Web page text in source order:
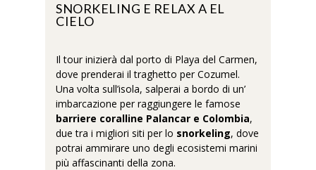
SNORKELING E RELAX A EL
CIELO
Il tour inizierà dal porto di Playa del Carmen,
dove prenderai il traghetto per Cozumel.
Una volta sull’isola, salperai a bordo di un’
imbarcazione per raggiungere le famose
barriere coralline Palancar e Colombia,
due tra i migliori siti per lo snorkeling, dove
potrai ammirare uno degli ecosistemi marini
più affascinanti della zona.